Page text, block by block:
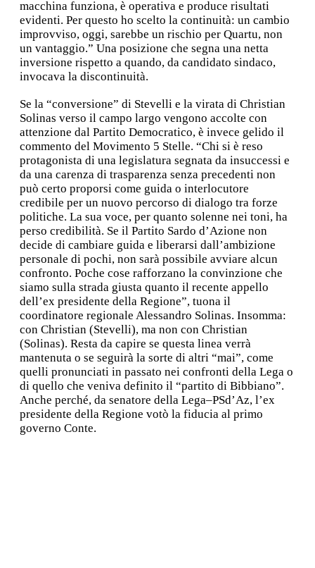
macchina funziona, è operativa e produce risultati
evidenti. Per questo ho scelto la continuità: un cambio
improvviso, oggi, sarebbe un rischio per Quartu, non
un vantaggio.” Una posizione che segna una netta
inversione rispetto a quando, da candidato sindaco,
invocava la discontinuità.
Se la “conversione” di Stevelli e la virata di Christian
Solinas verso il campo largo vengono accolte con
attenzione dal Partito Democratico, è invece gelido il
commento del Movimento 5 Stelle. “Chi si è reso
protagonista di una legislatura segnata da insuccessi e
da una carenza di trasparenza senza precedenti non
può certo proporsi come guida o interlocutore
credibile per un nuovo percorso di dialogo tra forze
politiche. La sua voce, per quanto solenne nei toni, ha
perso credibilità. Se il Partito Sardo d’Azione non
decide di cambiare guida e liberarsi dall’ambizione
personale di pochi, non sarà possibile avviare alcun
confronto. Poche cose rafforzano la convinzione che
siamo sulla strada giusta quanto il recente appello
dell’ex presidente della Regione”, tuona il
coordinatore regionale Alessandro Solinas. Insomma:
con Christian (Stevelli), ma non con Christian
(Solinas). Resta da capire se questa linea verrà
mantenuta o se seguirà la sorte di altri “mai”, come
quelli pronunciati in passato nei confronti della Lega o
di quello che veniva definito il “partito di Bibbiano”.
Anche perché, da senatore della Lega–PSd’Az, l’ex
presidente della Regione votò la fiducia al primo
governo Conte.